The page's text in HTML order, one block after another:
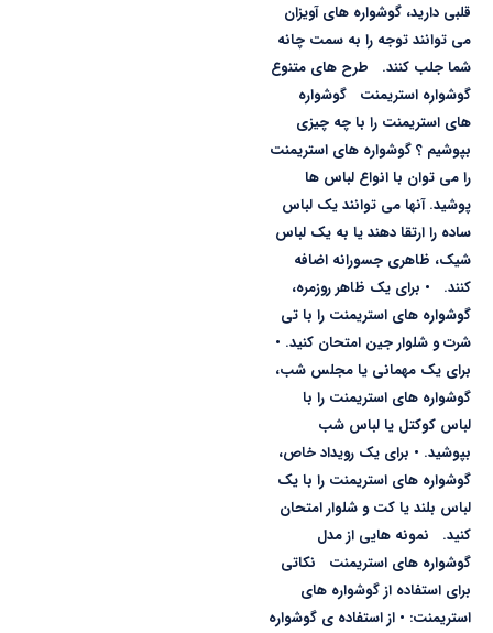
قلبی دارید، گوشواره های آویزان
می توانند توجه را به سمت چانه
شما جلب کنند. طرح های متنوع
گوشواره استریمنت گوشواره
های استریمنت را با چه چیزی
بپوشیم ؟ گوشواره های استریمنت
را می توان با انواع لباس ها
پوشید. آنها می توانند یک لباس
ساده را ارتقا دهند یا به یک لباس
شیک، ظاهری جسورانه اضافه
کنند. • برای یک ظاهر روزمره،
گوشواره های استریمنت را با تی
شرت و شلوار جین امتحان کنید. •
برای یک مهمانی یا مجلس شب،
گوشواره های استریمنت را با
لباس کوکتل یا لباس شب
بپوشید. • برای یک رویداد خاص،
گوشواره های استریمنت را با یک
لباس بلند یا کت و شلوار امتحان
کنید. نمونه هایی از مدل
گوشواره های استریمنت نکاتی
برای استفاده از گوشواره های
استریمنت: • از استفاده ی گوشواره